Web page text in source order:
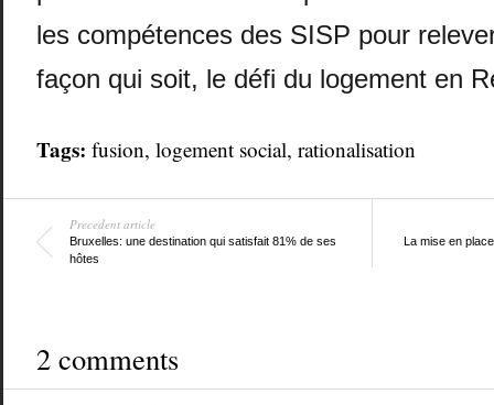
les compétences des SISP pour
façon qui soit, le défi du logement en
Tags: fusion, logement social, rationalisation
Precedent article
Bruxelles: une destination qui satisfait 81% de ses
hôtes
La mise en
2 comments